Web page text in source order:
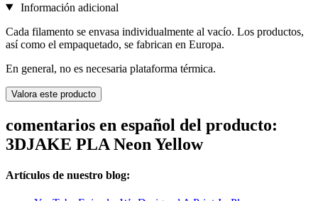
Información adicional
Cada filamento se envasa individualmente al vacío. Los productos,
así como el empaquetado, se fabrican en Europa.
En general, no es necesaria plataforma térmica.
Valora este producto
comentarios en español del producto:
3DJAKE PLA Neon Yellow
Artículos de nuestro blog: